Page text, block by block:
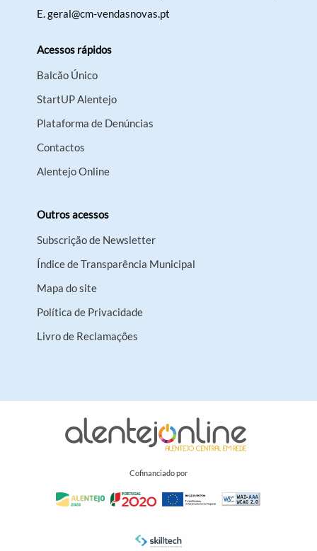
E.geral@cm-vendasnovas.pt
Acessos rápidos
Balcão Único
StartUP Alentejo
Plataforma de Denúncias
Contactos
Alentejo Online
Outros acessos
Subscrição de Newsletter
Índice de Transparência Municipal
Mapa do site
Política de Privacidade
Livro de Reclamações
Cofinanciado por